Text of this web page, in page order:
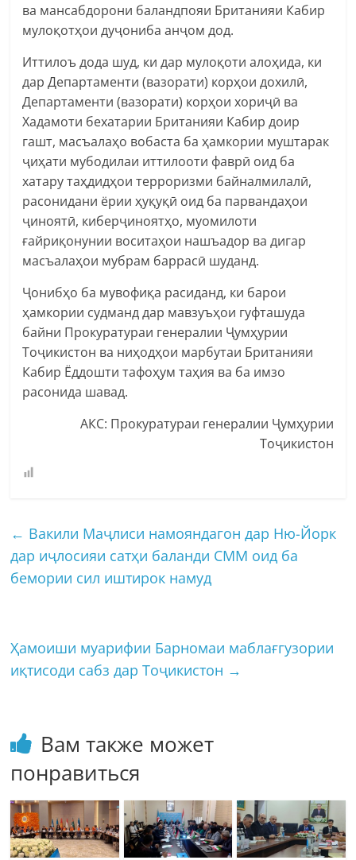
ва мансабдорони баландпояи Британияи Кабир
мулоқотҳои дуҷониба анҷом дод.
Иттилоъ дода шуд, ки дар мулоқоти алоҳида, ки
дар Департаменти (вазорати) корҳои дохилӣ,
Департаменти (вазорати) корҳои хориҷӣ ва
Хадамоти бехатарии Британияи Кабир доир
гашт, масъалаҳо вобаста ба ҳамкории муштарак
ҷиҳати мубодилаи иттилооти фаврӣ оид ба
хатару таҳдидҳои терроризми байналмилалӣ,
расонидани ёрии ҳуқуқӣ оид ба парвандаҳои
ҷиноятӣ, киберҷиноятҳо, муомилоти
ғайриқонунии воситаҳои нашъадор ва дигар
масъалаҳои мубрам баррасӣ шуданд.
Ҷонибҳо ба мувофиқа расиданд, ки барои
ҳамкории судманд дар мавзуъҳои гуфташуда
байни Прокуратураи генералии Ҷумҳурии
Тоҷикистон ва ниҳодҳои марбутаи Британияи
Кабир Ёддошти тафоҳум таҳия ва ба имзо
расонида шавад.
АКС: Прокуратураи генералии Ҷумҳурии
Тоҷикистон
← Вакили Маҷлиси намояндагон дар Ню-Йорк
дар иҷлосияи сатҳи баланди СММ оид ба
бемории сил иштирок намуд
Ҳамоиши муарифии Барномаи маблағгузории
иқтисоди сабз дар Тоҷикистон →
Вам также может
понравиться